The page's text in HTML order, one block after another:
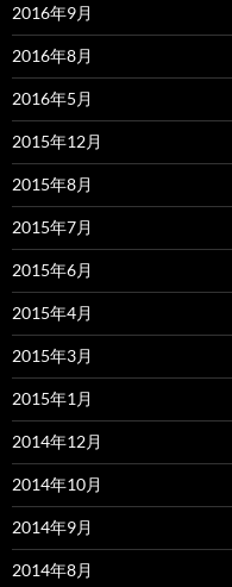
2016年9月
2016年8月
2016年5月
2015年12月
2015年8月
2015年7月
2015年6月
2015年4月
2015年3月
2015年1月
2014年12月
2014年10月
2014年9月
2014年8月